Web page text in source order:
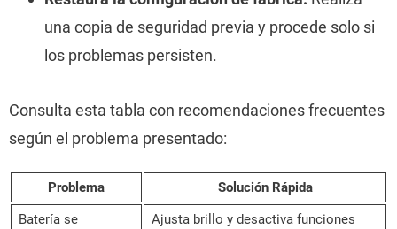
una copia de seguridad previa y procede solo si
los problemas persisten.
Consulta esta tabla con recomendaciones frecuentes
según el problema presentado:
Problema
Solución Rápida
Batería se
Ajusta brillo y desactiva funciones